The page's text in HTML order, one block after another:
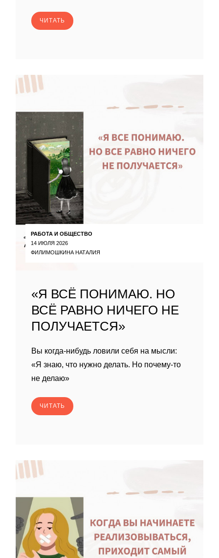
ЧИТАТЬ
РАБОТА И ОБЩЕСТВО
14 ИЮЛЯ 2026
ФИЛИМОШКИНА НАТАЛИЯ
«Я ВСЁ ПОНИМАЮ. НО
ВСЁ РАВНО НИЧЕГО НЕ
ПОЛУЧАЕТСЯ»
Вы когда-нибудь ловили себя на мысли:
«Я знаю, что нужно делать. Но почему-то
не делаю»
ЧИТАТЬ